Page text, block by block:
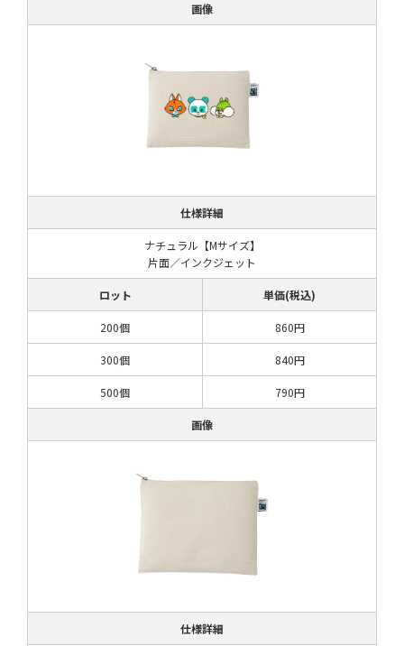
画像
仕様詳細
ナチュラル【Mサイズ】
片面／インクジェット
ロット 単価(税込)
200個 860円
300個 840円
500個 790円
画像
仕様詳細